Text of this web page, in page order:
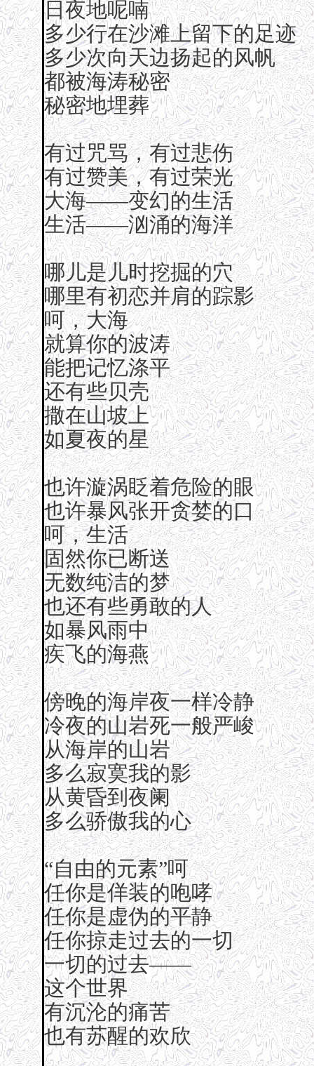
日夜地呢喃
多少行在沙滩上留下的足迹
多少次向天边扬起的风帆
都被海涛秘密
秘密地埋葬
有过咒骂，有过悲伤
有过赞美，有过荣光
大海——变幻的生活
生活——汹涌的海洋
哪儿是儿时挖掘的穴
哪里有初恋并肩的踪影
呵，大海
就算你的波涛
能把记忆涤平
还有些贝壳
撒在山坡上
如夏夜的星
也许漩涡眨着危险的眼
也许暴风张开贪婪的口
呵，生活
固然你已断送
无数纯洁的梦
也还有些勇敢的人
如暴风雨中
疾飞的海燕
傍晚的海岸夜一样冷静
冷夜的山岩死一般严峻
从海岸的山岩
多么寂寞我的影
从黄昏到夜阑
多么骄傲我的心
“自由的元素”呵
任你是佯装的咆哮
任你是虚伪的平静
任你掠走过去的一切
一切的过去——
这个世界
有沉沦的痛苦
也有苏醒的欢欣